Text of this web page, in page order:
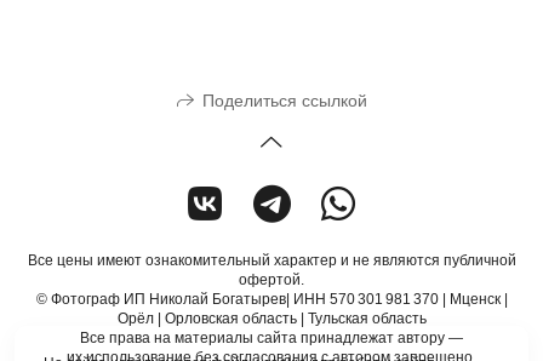
Поделиться ссылкой
Все цены имеют ознакомительный характер и не являются публичной
офертой.
© Фотограф ИП Николай Богатырев| ИНН 570 301 981 370 | Мценск |
Орёл | Орловская область | Тульская область
Все права на материалы сайта принадлежат автору —
их использование без согласования с автором запрещено.